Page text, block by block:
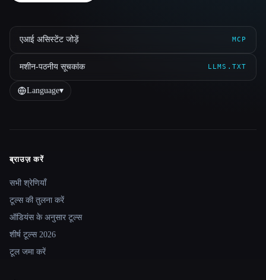
एआई असिस्टेंट जोड़ें MCP
मशीन-पठनीय सूचकांक LLMS.TXT
Language▾
Site navigation
ब्राउज़ करें
सभी श्रेणियाँ
टूल्स की तुलना करें
ऑडियंस के अनुसार टूल्स
शीर्ष टूल्स 2026
टूल जमा करें